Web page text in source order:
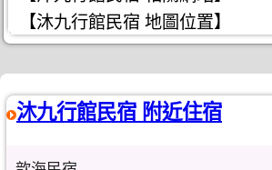
【沐九行館民宿 地圖位置】
沐九行館民宿 附近住宿